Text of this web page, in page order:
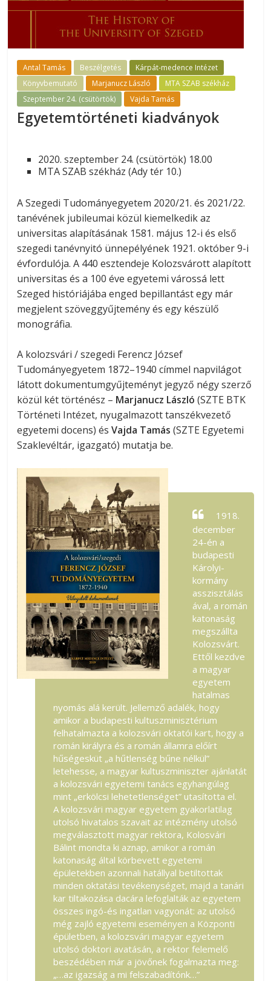
Antal Tamás Beszélgetés
Kárpát-medence Intézet
Könyvbemutató
Marjanucz László
MTA SZAB székház
Szeptember 24. (csütörtök)
Vajda Tamás
Egyetemtörténeti kiadványok
2020. szeptember 24. (csütörtök) 18.00
MTA SZAB székház (Ady tér 10.)
A Szegedi Tudományegyetem 2020/21. és 2021/22.
tanévének jubileumai közül kiemelkedik az
universitas alapításának 1581. május 12-i és első
szegedi tanévnyitó ünnepélyének 1921. október 9-i
évfordulója. A 440 esztendeje Kolozsvárott alapított
universitas és a 100 éve egyetemi várossá lett
Szeged históriájába enged bepillantást egy már
megjelent szöveggyűjtemény és egy készülő
monográfia.
A kolozsvári / szegedi Ferencz József
Tudományegyetem 1872–1940 címmel napvilágot
látott dokumentumgyűjteményt jegyző négy szerző
közül két történész – Marjanucz László (SZTE BTK
Történeti Intézet, nyugalmazott tanszékvezető
egyetemi docens) ésVajda Tamás (SZTE Egyetemi
Szaklevéltár, igazgató) mutatja be.
1918.
december
24-én a
budapesti
Károlyi-
kormány
asszisztálás
ával, a román
katonaság
megszállta
Kolozsvárt.
Ettől kezdve
a magyar
egyetem
hatalmas
nyomás alá került. Jellemző adalék, hogy
amikor a budapesti kultuszminisztérium
felhatalmazta a kolozsvári oktatói kart, hogy a
román királyra és a román államra előírt
hűségesküt „a hűtlenség bűne nélkül”
letehesse, a magyar kultuszminiszter ajánlatát
a kolozsvári egyetemi tanács egyhangúlag
mint „erkölcsi lehetetlenséget” utasította el.
A kolozsvári magyar egyetem gyakorlatilag
utolsó hivatalos szavait az intézmény utolsó
megválasztott magyar rektora, Kolosvári
Bálint mondta ki aznap, amikor a román
katonaság által körbevett egyetemi
épületekben azonnali hatállyal betiltottak
minden oktatási tevékenységet, majd a tanári
kar tiltakozása dacára lefoglalták az egyetem
összes ingó-és ingatlan vagyonát: az utolsó
még zajló egyetemi eseményen a Központi
épületben, a kolozsvári magyar egyetem
utolsó doktori avatásán, a rektor felemelő
beszédében már a jövőnek fogalmazta meg:
„…az igazság a mi felszabadítónk…”